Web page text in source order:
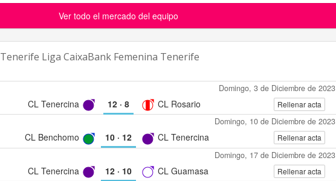
Ver todo el mercado del equipo
Tenerife Liga CaixaBank Femenina Tenerife
Domingo, 3 de Diciembre de 2023
CL Tenercina 12· 8 CL Rosario Rellenar acta
Domingo, 10 de Diciembre de 2023
CL Benchomo 10· 12 CL Tenercina Rellenar acta
Domingo, 17 de Diciembre de 2023
CL Tenercina 12· 10 CL Guamasa Rellenar acta